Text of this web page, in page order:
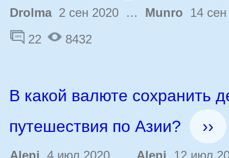
Drolma2 сен 2020 … Munro 14
22
8432
В какой валюте сохранить
путешествия по Азии?
››
Aleni 4 июл 2020 … Aleni 12 июл